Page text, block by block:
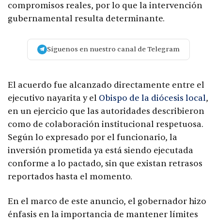
compromisos reales, por lo que la intervención
gubernamental resulta determinante.
Síguenos en nuestro canal de Telegram
El acuerdo fue alcanzado directamente entre el
ejecutivo nayarita y el Obispo de la diócesis local,
en un ejercicio que las autoridades describieron
como de colaboración institucional respetuosa.
Según lo expresado por el funcionario, la
inversión prometida ya está siendo ejecutada
conforme a lo pactado, sin que existan retrasos
reportados hasta el momento.
En el marco de este anuncio, el gobernador hizo
énfasis en la importancia de mantener límites